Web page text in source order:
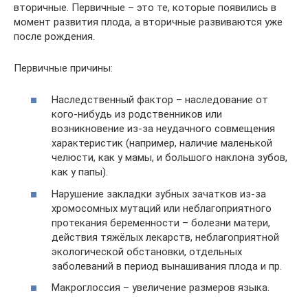
вторичные. Первичные – это те, которые появились в
момент развития плода, а вторичные развиваются уже
после рождения.
Первичные причины:
Наследственный фактор – наследование от
кого-нибудь из родственников или
возникновение из-за неудачного совмещения
характеристик (например, наличие маленькой
челюсти, как у мамы, и большого наклона зубов,
как у папы).
Нарушение закладки зубных зачатков из-за
хромосомных мутаций или неблагоприятного
протекания беременности – болезни матери,
действия тяжёлых лекарств, неблагоприятной
экологической обстановки, отдельных
заболеваний в период вынашивания плода и пр.
Макроглоссия – увеличение размеров языка.